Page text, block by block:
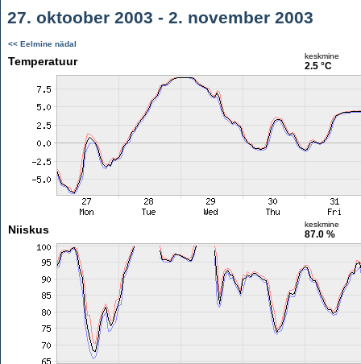
27. oktoober 2003 - 2. november 2003
<< Eelmine nädal
Temperatuur keskmine
2.5 °C
Niiskus keskmine
87.0 %